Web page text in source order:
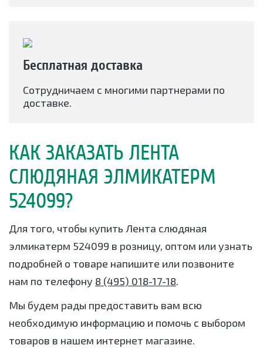
Бесплатная доставка
Сотрудничаем с многими партнерами по
доставке.
КАК ЗАКАЗАТЬ ЛЕНТА
СЛЮДЯНАЯ ЭЛМИКАТЕРМ
524099?
Для того, чтобы купить Лента слюдяная
элмикатерм 524099 в розницу, оптом или узнать
подробней о товаре напишите или позвоните
нам по телефону 8 (495) 018-17-18.
Мы будем рады предоставить вам всю
необходимую информацию и помочь с выбором
товаров в нашем интернет магазине.